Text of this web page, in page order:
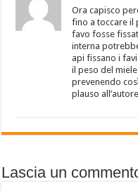
Ora capisco
fino a toccare il
favo fosse
interna
api fissano i
il peso del
prevenendo
plauso
Lascia un